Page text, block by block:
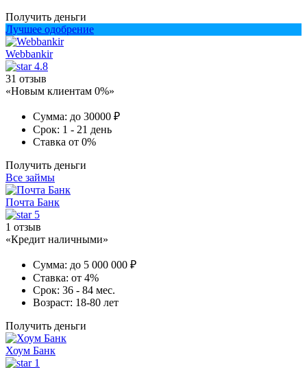
Получить деньги
Лучшее одобрение
Webbankir
4.8
31 отзыв
«Новым клиентам 0%»
Сумма: до 30000 ₽
Срок: 1 - 21 день
Ставка от 0%
Получить деньги
Все займы
Почта Банк
5
1 отзыв
«Кредит наличными»
Сумма: до 5 000 000 ₽
Ставка: от 4%
Срок: 36 - 84 мес.
Возраст: 18-80 лет
Получить деньги
Хоум Банк
1